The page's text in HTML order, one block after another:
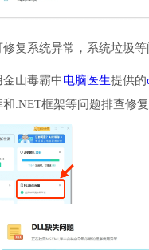
复系统异常，系统垃圾等
山毒霸中电脑医生提供的
.NET框架等问题排查修复